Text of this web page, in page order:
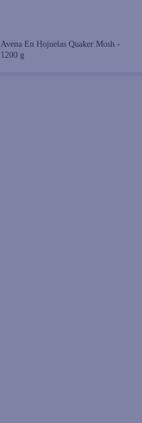
Avena En Hojuelas Quaker Mosh -
1200 g